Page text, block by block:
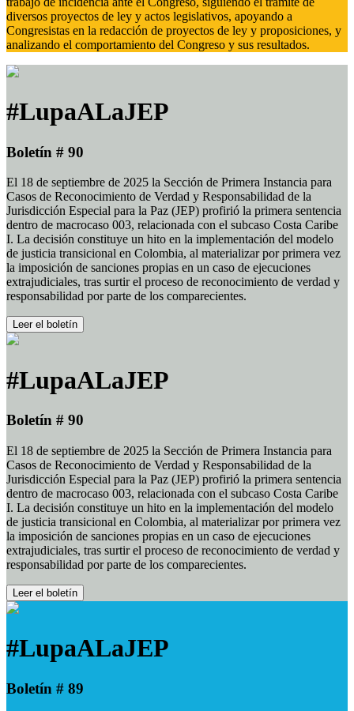
diversos proyectos de ley y actos legislativos, apoyando a
Congresistas en la redacción de proyectos de ley y proposiciones, y
analizando el comportamiento del Congreso y sus resultados.
#LupaALaJEP
Boletín # 90
El 18 de septiembre de 2025 la Sección de Primera Instancia para
Casos de Reconocimiento de Verdad y Responsabilidad de la
Jurisdicción Especial para la Paz (JEP) profirió la primera sentencia
dentro de macrocaso 003, relacionada con el subcaso Costa Caribe
I. La decisión constituye un hito en la implementación del modelo
de justicia transicional en Colombia, al materializar por primera vez
la imposición de sanciones propias en un caso de ejecuciones
extrajudiciales, tras surtir el proceso de reconocimiento de verdad y
responsabilidad por parte de los comparecientes.
Leer el boletín
#LupaALaJEP
Boletín # 90
El 18 de septiembre de 2025 la Sección de Primera Instancia para
Casos de Reconocimiento de Verdad y Responsabilidad de la
Jurisdicción Especial para la Paz (JEP) profirió la primera sentencia
dentro de macrocaso 003, relacionada con el subcaso Costa Caribe
I. La decisión constituye un hito en la implementación del modelo
de justicia transicional en Colombia, al materializar por primera vez
la imposición de sanciones propias en un caso de ejecuciones
extrajudiciales, tras surtir el proceso de reconocimiento de verdad y
responsabilidad por parte de los comparecientes.
Leer el boletín
#LupaALaJEP
Boletín # 89